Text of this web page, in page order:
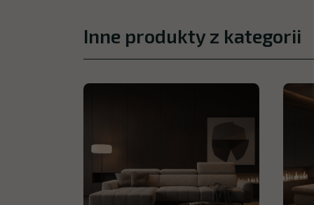
Inne produkty z kategorii